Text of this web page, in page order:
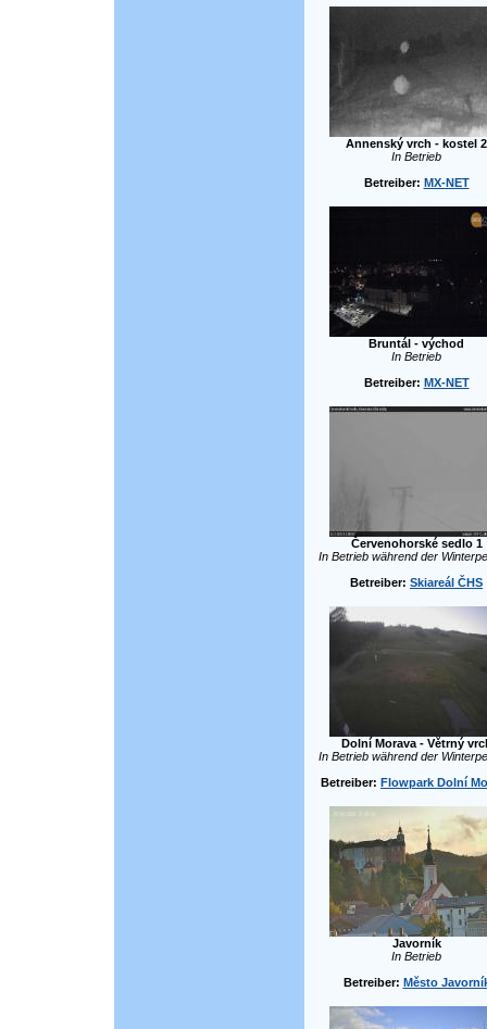
Annenský vrch - kostel 2
In Betrieb
Betreiber: MX-NET
Bruntál - východ
In Betrieb
Betreiber: MX-NET
Červenohorské sedlo 1
In Betrieb während der
Betreiber: Skiareál ČHS
Dolní Morava - Větrný
In Betrieb während der
Betreiber: Flowpark Dolní
Javorník
In Betrieb
Betreiber: Město